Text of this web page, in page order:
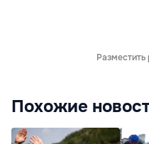
Разместить
Похожие